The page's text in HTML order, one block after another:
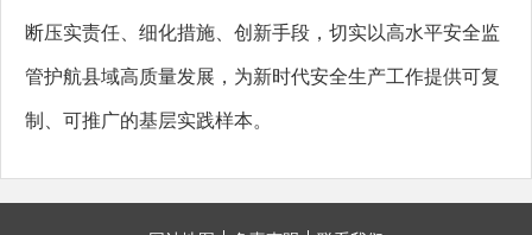
断压实责任、细化措施、创新手段，切实以高水平安全监
管护航县域高质量发展，为新时代安全生产工作提供可复
制、可推广的基层实践样本。